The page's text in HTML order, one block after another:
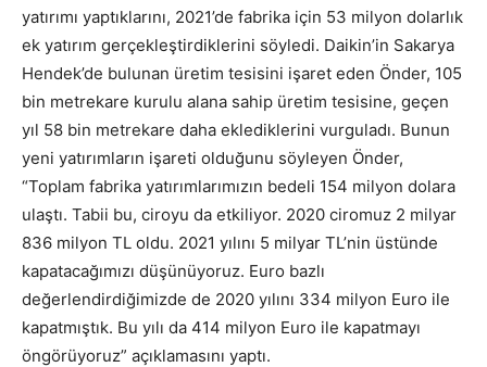
yatırımı yaptıklarını, 2021’de fabrika için 53 milyon dolarlık
ek yatırım gerçekleştirdiklerini söyledi. Daikin’in Sakarya
Hendek’de bulunan üretim tesisini işaret eden Önder, 105
bin metrekare kurulu alana sahip üretim tesisine, geçen
yıl 58 bin metrekare daha eklediklerini vurguladı. Bunun
yeni yatırımların işareti olduğunu söyleyen Önder,
“Toplam fabrika yatırımlarımızın bedeli 154 milyon dolara
ulaştı. Tabii bu, ciroyu da etkiliyor. 2020 ciromuz 2 milyar
836 milyon TL oldu. 2021 yılını 5 milyar TL’nin üstünde
kapatacağımızı düşünüyoruz. Euro bazlı
değerlendirdiğimizde de 2020 yılını 334 milyon Euro ile
kapatmıştık. Bu yılı da 414 milyon Euro ile kapatmayı
öngörüyoruz” açıklamasını yaptı.